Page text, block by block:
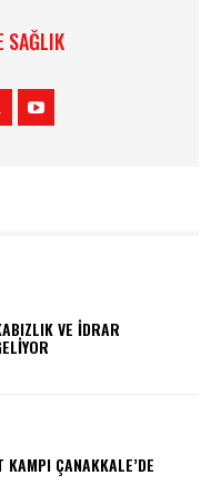
SAĞLIK
VE İDRAR
KAMPI ÇANAKKALE’DE